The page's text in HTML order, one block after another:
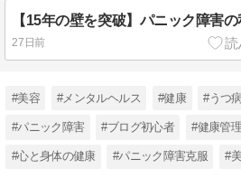
27日前
#美容 #メンタルヘルス #健康 #うつ病
#パニック障害 #ブログ初心者 #健康管理
#心と身体の健康 #パニック障害克服 #